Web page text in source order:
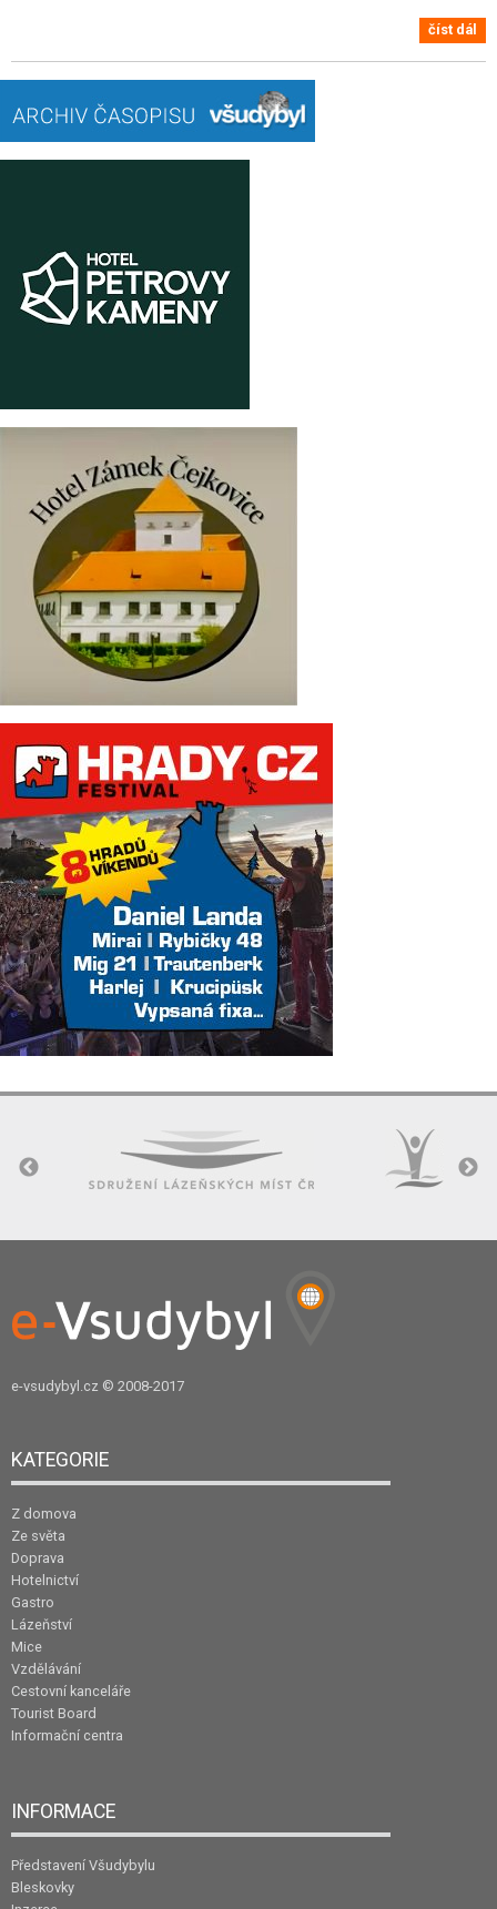
číst dál
e-vsudybyl.cz © 2008-2017
KATEGORIE
Z domova
Ze světa
Doprava
Hotelnictví
Gastro
Lázeňství
Mice
Vzdělávání
Cestovní kanceláře
Tourist Board
Informační centra
INFORMACE
Představení Všudybylu
Bleskovky